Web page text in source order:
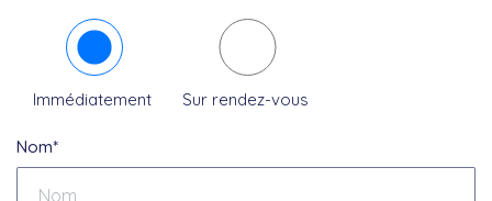
Immédiatement Sur rendez-vous
Nom*